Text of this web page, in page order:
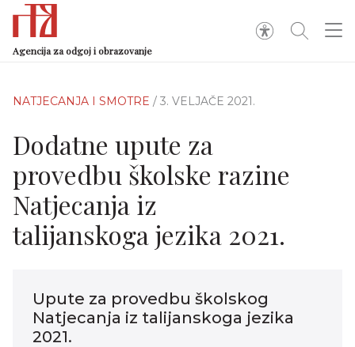
Agencija za odgoj i obrazovanje
NATJECANJA I SMOTRE / 3. VELJAČE 2021.
Dodatne upute za
provedbu školske razine
Natjecanja iz
talijanskoga jezika 2021.
Upute za provedbu školskog
Natjecanja iz talijanskoga jezika
2021.